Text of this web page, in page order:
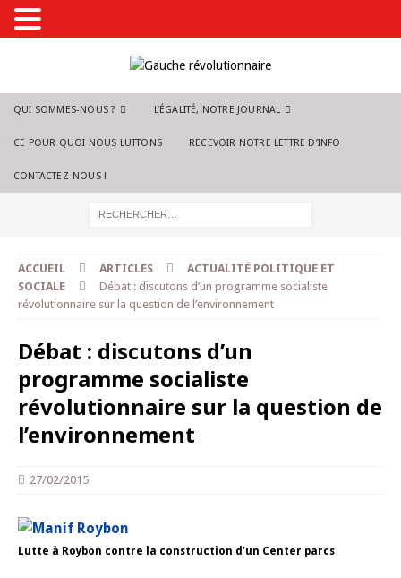
QUI SOMMES-NOUS ? L’ÉGALITÉ, NOTRE JOURNAL
CE POUR QUOI NOUS LUTTONS RECEVOIR NOTRE LETTRE D’INFO
CONTACTEZ-NOUS !
ACCUEIL ARTICLES
ACTUALITÉ POLITIQUE ET
SOCIALE
Débat : discutons d’un programme socialiste
révolutionnaire sur la question de l’environnement
Débat : discutons d’un
programme socialiste
révolutionnaire sur la question de
l’environnement
27/02/2015
Lutte à Roybon contre la construction d’un Center parcs